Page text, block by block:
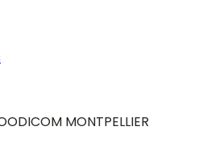
MONTPELLIER